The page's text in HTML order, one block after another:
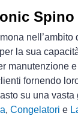
nell’ambito
la sua
manutenzione
fornendo
su una
, Congelatori e